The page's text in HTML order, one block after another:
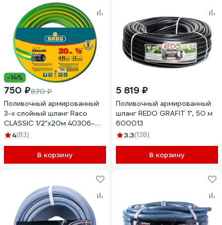
-14%
750 ₽870 ₽
Поливочный армированный
3-х слойный шланг Raco
CLASSIC 1/2"x20м 40306-
1/2-20_z01
4(83)
В корзину
5 819 ₽
Поливочный армированный
шланг REDO GRAFIT 1", 50 м
600013
3.3(138)
В корзину